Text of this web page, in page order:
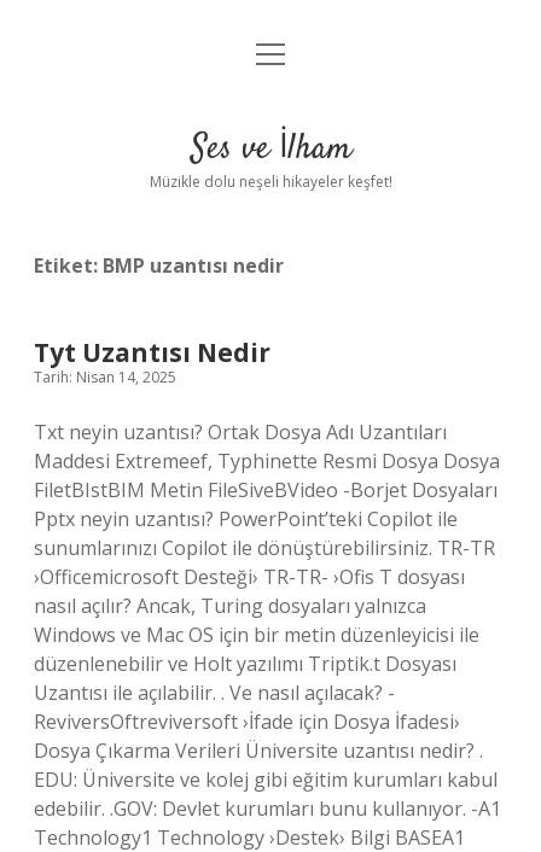
Anasayfa
Yasal Uyarı
menüyü
Ses ve İlham
Müzikle dolu neşeli hikayeler keşfet!
Etiket: BMP uzantısı nedir
Tyt Uzantısı Nedir
Tarih: Nisan 14, 2025
Txt neyin uzantısı? Ortak Dosya Adı Uzantıları
Maddesi Extremeef, Typhinette Resmi Dosya Dosya
FiletBIstBIM Metin FileSiveBVideo -Borjet Dosyaları
Pptx neyin uzantısı? PowerPoint’teki Copilot ile
sunumlarınızı Copilot ile dönüştürebilirsiniz. TR-TR
›Officemicrosoft Desteği› TR-TR- ›Ofis T dosyası
nasıl açılır? Ancak, Turing dosyaları yalnızca
Windows ve Mac OS için bir metin düzenleyicisi ile
düzenlenebilir ve Holt yazılımı Triptik.t Dosyası
Uzantısı ile açılabilir. . Ve nasıl açılacak? -
ReviversOftreviversoft ›İfade için Dosya İfadesi›
Dosya Çıkarma Verileri Üniversite uzantısı nedir? .
EDU: Üniversite ve kolej gibi eğitim kurumları kabul
edebilir. .GOV: Devlet kurumları bunu kullanıyor. -A1
Technology1 Technology ›Destek› Bilgi BASEA1